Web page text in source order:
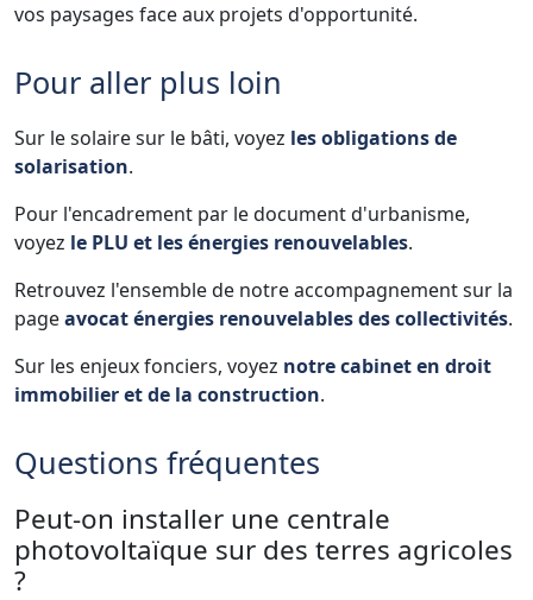
vos paysages face aux projets d'opportunité.
Pour aller plus loin
Sur le solaire sur le bâti, voyez les obligations de
solarisation.
Pour l'encadrement par le document d'urbanisme,
voyez le PLU et les énergies renouvelables.
Retrouvez l'ensemble de notre accompagnement sur la
pageavocat énergies renouvelables des collectivités.
Sur les enjeux fonciers, voyez notre cabinet en droit
immobilier et de la construction.
Questions fréquentes
Peut-on installer une centrale
photovoltaïque sur des terres agricoles
?